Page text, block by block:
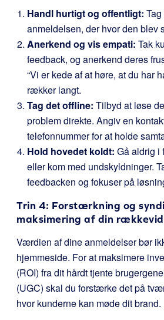
Handl hurtigt og offentligt:
anmeldelsen, der hvor den blev
Anerkend og vis empati: Tak
feedback, og anerkend deres
“Vi er kede af at høre, at du har
rækker langt.
Tag det offline: Tilbyd at løse
problem direkte. Angiv en
telefonnummer for at holde
Hold hovedet koldt: Gå aldrig i
eller kom med undskyldninger.
feedbacken og fokuser på
Trin 4: Forstærkning og
maksimering af din
Værdien af dine anmeldelser bør
hjemmeside. For at maksimere
(ROI) fra dit hårdt tjente
(UGC) skal du forstærke det på
hvor kunderne kan møde dit brand.